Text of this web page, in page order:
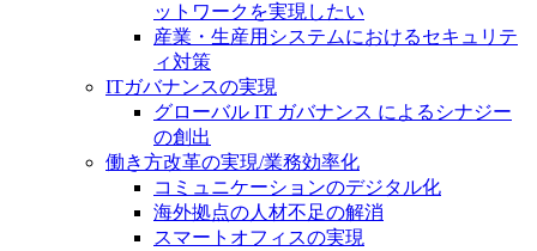
ットワークを実現したい
産業・生産用システムにおけるセキュリテ
ィ対策
ITガバナンスの実現
グローバル IT ガバナンス によるシナジー
の創出
働き方改革の実現/業務効率化
コミュニケーションのデジタル化
海外拠点の人材不足の解消
スマートオフィスの実現